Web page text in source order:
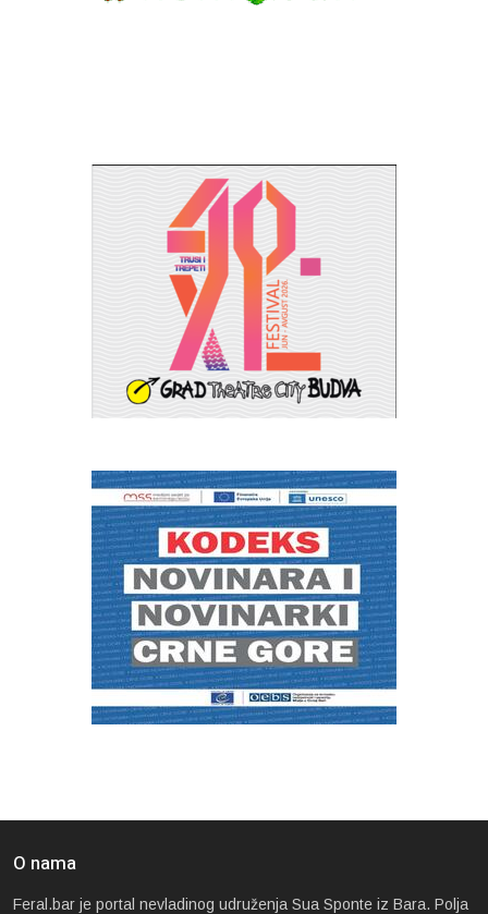
O nama
Feral.bar je portal nevladinog udruženja Sua Sponte iz Bara. Polja